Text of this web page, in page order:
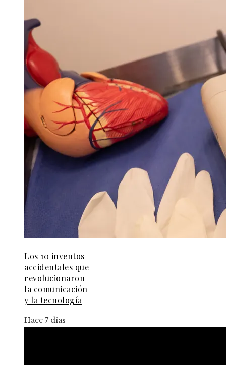
Los 10 inventos
accidentales que
revolucionaron
la comunicación
y la tecnología
Hace 7 días